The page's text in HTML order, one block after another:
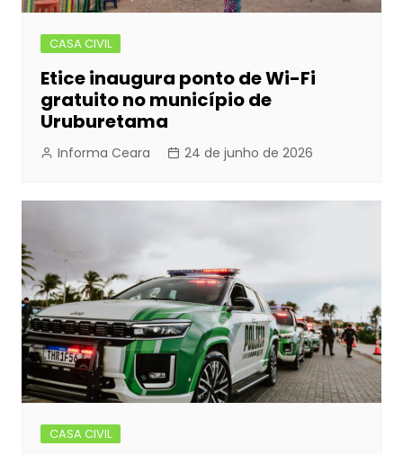
CASA CIVIL
Etice inaugura ponto de Wi-Fi
gratuito no município de
Uruburetama
Informa Ceara 24 de junho de 2026
CASA CIVIL